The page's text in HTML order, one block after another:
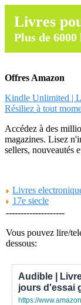
Livres
Plus de
Offres Amazon
Kindle Unlimited |
Résiliez à tout
Accédez à des
magazines. Lisez
sellers, nouveautés
Livres
17e siecle
--------------------
Vous pouvez lire/
dessous:
Audible |
jours d'essai
https://